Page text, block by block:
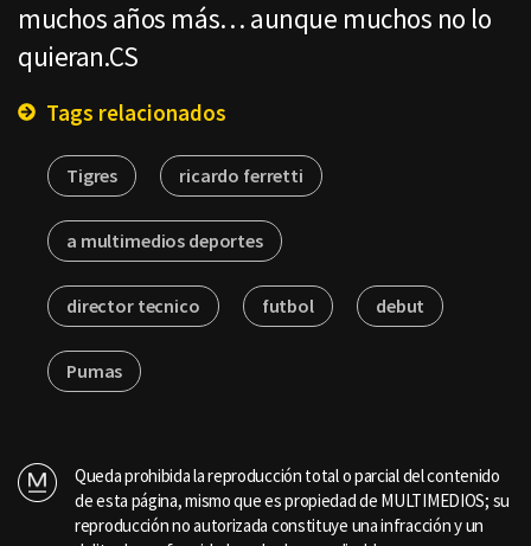
muchos años más… aunque muchos no lo
quieran.CS
Tags relacionados
Tigres ricardo ferretti
a multimedios deportes
director tecnico futbol debut
Pumas
Queda prohibida la reproducción total o parcial del contenido
de esta página, mismo que es propiedad de MULTIMEDIOS; su
reproducción no autorizada constituye una infracción y un